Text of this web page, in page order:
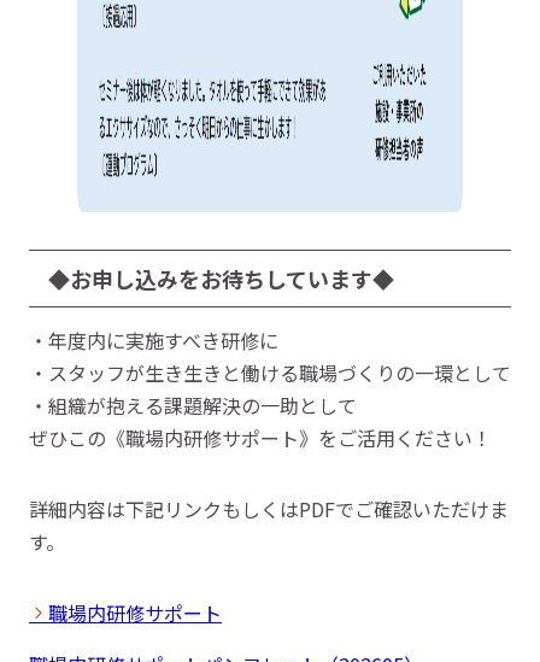
◆お申し込みをお待ちしています◆
・年度内に実施すべき研修に
・スタッフが生き生きと働ける職場づくりの一環として
・組織が抱える課題解決の一助として
ぜひこの《職場内研修サポート》をご活用ください！
詳細内容は下記リンクもしくはPDFでご確認いただけま
す。
職場内研修サポート